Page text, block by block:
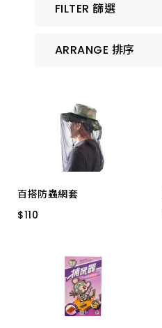
FILTER 篩選
ARRANGE 排序
上架時間 由新到舊
上架時間 由舊到新
產品價格 從高到低
百搭防蟲網套
$110
$110